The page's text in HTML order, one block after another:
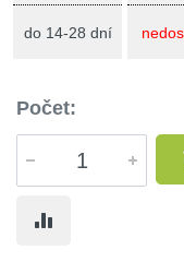
do 14-28 dní
Počet: